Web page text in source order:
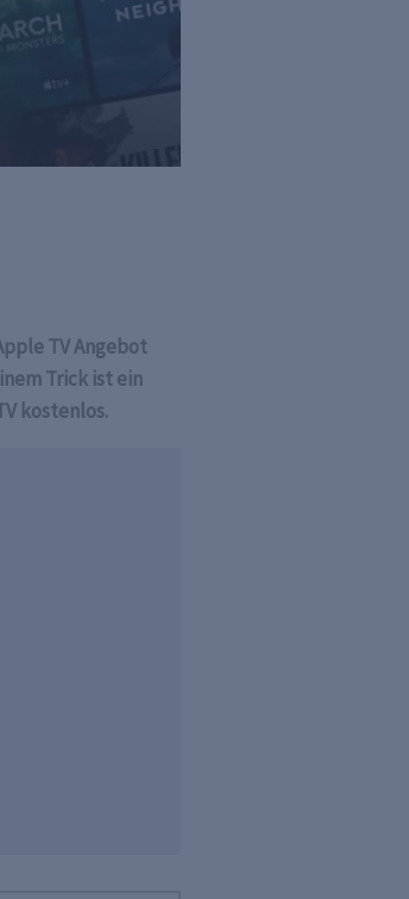
TV Angebot
Trick ist ein
kostenlos.